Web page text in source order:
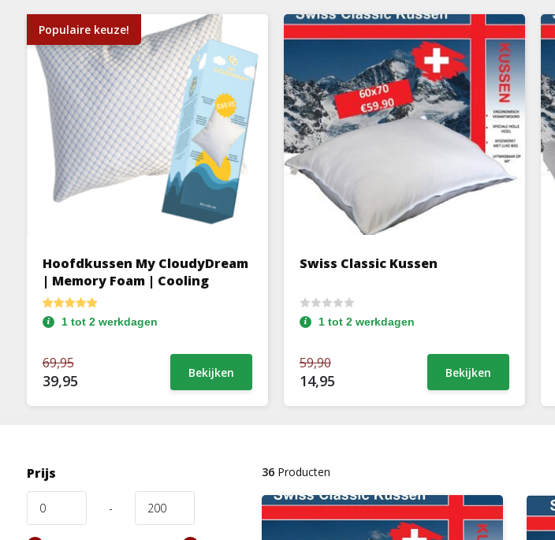
Populaire keuze!
Hoofdkussen My CloudyDream
| Memory Foam | Cooling
1 tot 2 werkdagen
69,95
39,95 Bekijken
Swiss Classic Kussen
1 tot 2 werkdagen
59,90
14,95 Bekijken
Prijs
-
36Producten